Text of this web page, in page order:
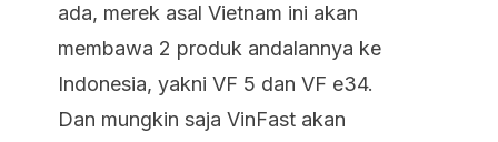
ada, merek asal Vietnam ini akan
membawa 2 produk andalannya ke
Indonesia, yakni VF 5 dan VF e34.
Dan mungkin saja VinFast akan